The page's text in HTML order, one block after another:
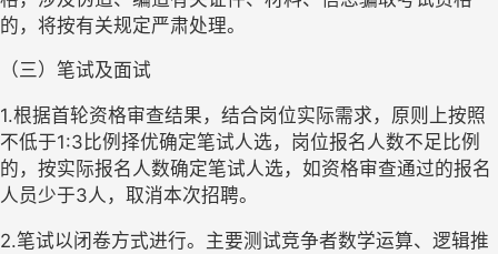
的，将按有关规定严肃处理。
（三）笔试及面试
1.根据首轮资格审查结果，结合岗位实际需求，原则上按照
不低于1:3比例择优确定笔试人选，岗位报名人数不足比例
的，按实际报名人数确定笔试人选，如资格审查通过的报名
人员少于3人，取消本次招聘。
2.笔试以闭卷方式进行。主要测试竞争者数学运算、逻辑推